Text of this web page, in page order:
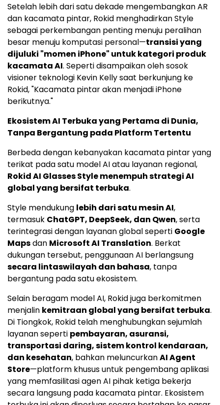
Setelah lebih dari satu dekade mengembangkan AR
dan kacamata pintar, Rokid menghadirkan Style
sebagai perkembangan penting menuju peralihan
besar menuju komputasi personal—transisi yang
dijuluki "momen iPhone" untuk kategori produk
kacamata AI. Seperti disampaikan oleh sosok
visioner teknologi Kevin Kellysaat berkunjung ke
Rokid, "Kacamata pintar akan menjadi iPhone
berikutnya."
Ekosistem AI Terbuka yang Pertama di Dunia,
Tanpa Bergantung pada Platform Tertentu
Berbeda dengan kebanyakan kacamata pintar yang
terikat pada satu model AI atau layanan regional,
Rokid AI Glasses Style menempuh strategi AI
global yang bersifat terbuka.
Style mendukung lebih dari satu mesin AI,
termasuk ChatGPT, DeepSeek, dan Qwen, serta
terintegrasi dengan layanan global seperti Google
Mapsdan Microsoft AI Translation. Berkat
dukungan tersebut, penggunaan AI berlangsung
secara lintaswilayah dan bahasa, tanpa
bergantung pada satu ekosistem.
Selain beragam model AI, Rokid juga berkomitmen
menjalin kemitraan global yang bersifat terbuka.
Di Tiongkok, Rokid telah menghubungkan sejumlah
layanan seperti pembayaran, asuransi,
transportasi daring, sistem kontrol kendaraan,
dan kesehatan, bahkan meluncurkanAI Agent
Store—platform khusus untuk pengembang aplikasi
yang memfasilitasi agen AI pihak ketiga bekerja
secara langsung pada kacamata pintar. Ekosistem